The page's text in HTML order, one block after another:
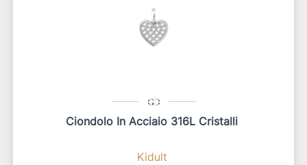
Ciondolo In Acciaio 316L Cristalli
Kidult